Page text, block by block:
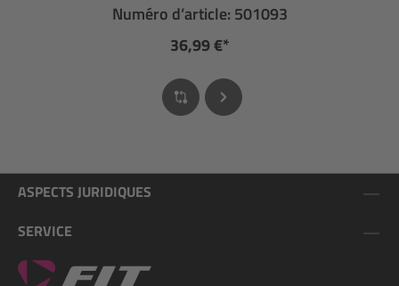
Numéro d’article: 501093
36,99 €*
ASPECTS JURIDIQUES
SERVICE